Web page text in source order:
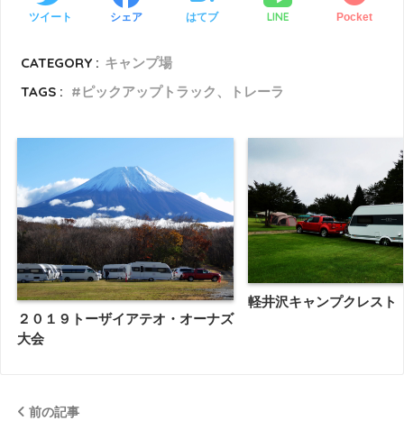
ツイート シェア はてブ LINE Pocket
CATEGORY : キャンプ場
TAGS :
ピックアップトラック、トレーラ
２０１９トーザイアテオ・オーナズ
大会
軽井沢キャンプクレスト
前の記事